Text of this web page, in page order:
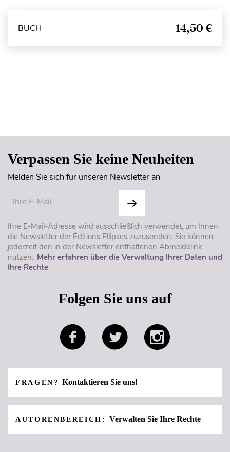
BUCH 14,50 €
Verpassen Sie keine Neuheiten
Melden Sie sich für unseren Newsletter an
Ihre E-Mail-Adresse wird ausschließlich verwendet, um Ihnen
die Newsletter der Éditions Ellipses zuzusenden. Sie können
jederzeit den in der Newsletter enthaltenen Abmeldelink
nutzen.. Mehr erfahren über die Verwaltung Ihrer Daten und
Ihre Rechte
Folgen Sie uns auf
FRAGEN?Kontaktieren Sie uns!
AUTORENBEREICH: Verwalten Sie Ihre Rechte